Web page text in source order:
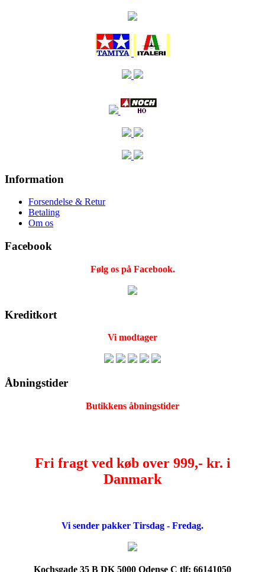
Information
Forsendelse & Retur
Betaling
Om os
Facebook
Følg os på Facebook.
Kreditkort
Vi modtager
Åbningstider
Butikkens åbningstider
Fri fragt ved køb over 999,- kr. i
Danmark
Vi sender pakker Tirsdag - Fredag.
Kochsgade 35 B DK 5000 Odense C tlf: 66141050